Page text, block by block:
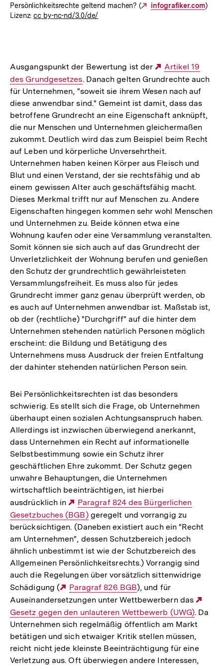
Persönlichkeitsrechte geltend machen? (
Externer
infografiker.com)
Lizenz:cc by-nc-nd/3.0/de/
Ausgangspunkt der Bewertung ist der
Externer
Link:
Artikel 19
des Grundgesetzes. Danach gelten Grundrechte auch
für Unternehmen, "soweit sie ihrem Wesen nach auf
diese anwendbar sind." Gemeint ist damit, dass das
betroffene Grundrecht an eine Eigenschaft anknüpft,
die nur Menschen und Unternehmen gleichermaßen
zukommt. Deutlich wird das zum Beispiel beim Recht
auf Leben und körperliche Unversehrtheit.
Unternehmen haben keinen Körper aus Fleisch und
Blut und einen Verstand, der sie rechtsfähig und ab
einem gewissen Alter auch geschäftsfähig macht.
Dieses Merkmal trifft nur auf Menschen zu. Andere
Eigenschaften hingegen kommen sehr wohl Menschen
und Unternehmen zu. Beide können etwa eine
Wohnung kaufen oder eine Versammlung veranstalten.
Somit können sie sich auch auf das Grundrecht der
Unverletzlichkeit der Wohnung berufen und genießen
den Schutz der grundrechtlich gewährleisteten
Versammlungsfreiheit. Es muss also für jedes
Grundrecht immer ganz genau überprüft werden, ob
es auch auf Unternehmen anwendbar ist. Maßstab ist,
ob der (rechtliche) "Durchgriff" auf die hinter dem
Unternehmen stehenden natürlich Personen möglich
erscheint: die Bildung und Betätigung des
Unternehmens muss Ausdruck der freien Entfaltung
der dahinter stehenden natürlichen Person sein.
Bei Persönlichkeitsrechten ist das besonders
schwierig. Es stellt sich die Frage, ob Unternehmen
überhaupt einen sozialen Achtungsanspruch haben.
Allerdings ist inzwischen überwiegend anerkannt,
dass Unternehmen ein Recht auf informationelle
Selbstbestimmung sowie ein Schutz ihrer
geschäftlichen Ehre zukommt. Der Schutz gegen
unwahre Behauptungen, die Unternehmen
wirtschaftlich beeinträchtigen, ist hierbei
ausdrücklich in
Externer
Link:
Paragraf 824 des Bürgerlichen
Gesetzbuches (BGB)geregelt und vorrangig zu
berücksichtigen. (Daneben existiert auch ein "Recht
am Unternehmen", dessen Schutzbereich jedoch
ähnlich unbestimmt ist wie der Schutzbereich des
Allgemeinen Persönlichkeitsrechts.) Vorrangig sind
auch die Regelungen über vorsätzlich sittenwidrige
Schädigung (
Externer
Link:
Paragraf 826 BGB), und für
Auseinandersetzungen unter Wettbewerbern das
Link:
Gesetz gegen den unlauteren Wettbewerb (UWG). Da
Unternehmen sich regelmäßig öffentlich am Markt
betätigen und sich etwaiger Kritik stellen müssen,
reicht nicht jede kleinste Beeinträchtigung für eine
Verletzung aus. Oft überwiegen andere Interessen,